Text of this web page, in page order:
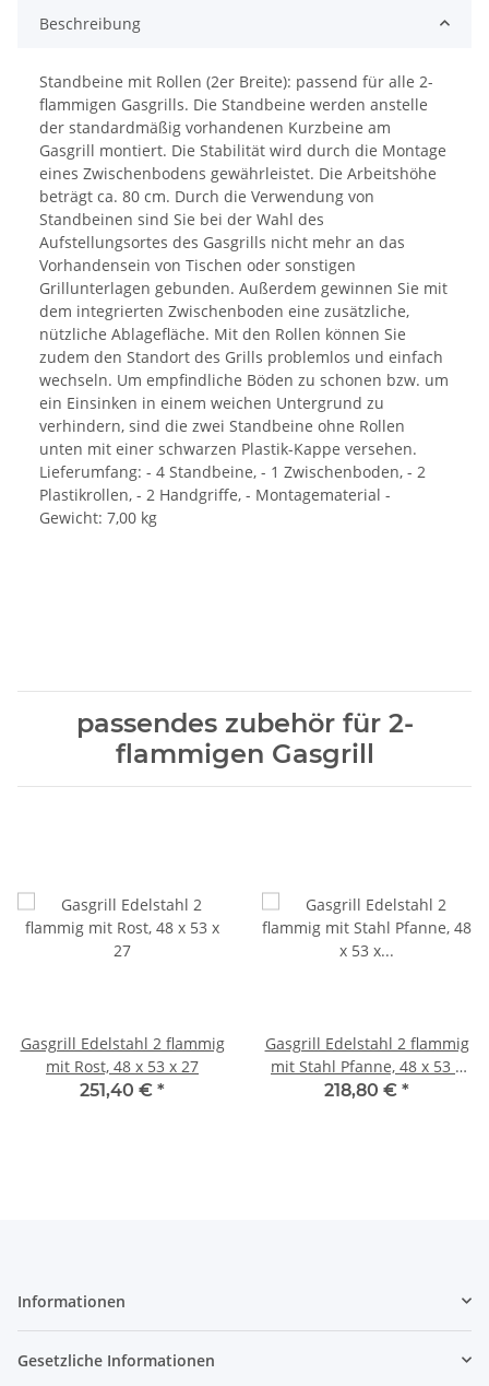
Beschreibung
Standbeine mit Rollen (2er Breite): passend für alle 2-
flammigen Gasgrills. Die Standbeine werden anstelle
der standardmäßig vorhandenen Kurzbeine am
Gasgrill montiert. Die Stabilität wird durch die Montage
eines Zwischenbodens gewährleistet. Die Arbeitshöhe
beträgt ca. 80 cm. Durch die Verwendung von
Standbeinen sind Sie bei der Wahl des
Aufstellungsortes des Gasgrills nicht mehr an das
Vorhandensein von Tischen oder sonstigen
Grillunterlagen gebunden. Außerdem gewinnen Sie mit
dem integrierten Zwischenboden eine zusätzliche,
nützliche Ablagefläche. Mit den Rollen können Sie
zudem den Standort des Grills problemlos und einfach
wechseln. Um empfindliche Böden zu schonen bzw. um
ein Einsinken in einem weichen Untergrund zu
verhindern, sind die zwei Standbeine ohne Rollen
unten mit einer schwarzen Plastik-Kappe versehen.
Lieferumfang: - 4 Standbeine, - 1 Zwischenboden, - 2
Plastikrollen, - 2 Handgriffe, - Montagematerial -
Gewicht: 7,00 kg
passendes zubehör für 2-
flammigen Gasgrill
Gasgrill Edelstahl 2 flammig
mit Rost, 48 x 53 x 27
251,40 € *
Gasgrill Edelstahl 2 flammig
mit Stahl Pfanne, 48 x 53 x
27 cm
218,80 € *
Informationen
Gesetzliche Informationen